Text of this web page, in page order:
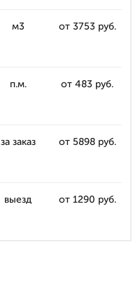
м3 от 3753 руб.
п.м. от 483 руб.
за заказ от 5898 руб.
выезд от 1290 руб.